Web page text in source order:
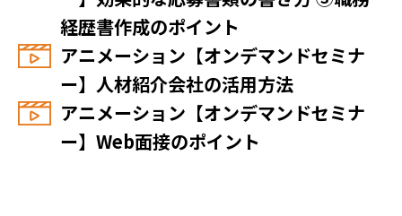
経歴書作成のポイント
アニメーション【オンデマンドセミナ
ー】人材紹介会社の活用方法
アニメーション【オンデマンドセミナ
ー】Web面接のポイント